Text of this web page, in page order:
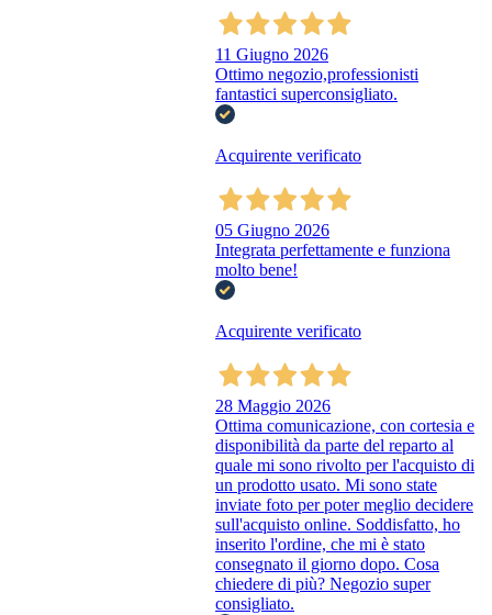
11 Giugno 2026
Ottimo negozio,professionisti
fantastici superconsigliato.
Acquirente verificato
05 Giugno 2026
Integrata perfettamente e funziona
molto bene!
Acquirente verificato
28 Maggio 2026
Ottima comunicazione, con cortesia e
disponibilità da parte del reparto al
quale mi sono rivolto per l'acquisto di
un prodotto usato. Mi sono state
inviate foto per poter meglio decidere
sull'acquisto online. Soddisfatto, ho
inserito l'ordine, che mi è stato
consegnato il giorno dopo. Cosa
chiedere di più? Negozio super
consigliato.